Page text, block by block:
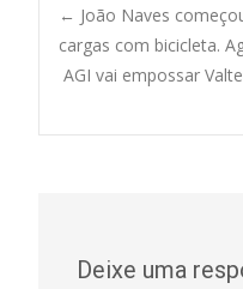
Post
← João Naves
cargas com bicicleta.
AGI vai empossar
Deixe uma